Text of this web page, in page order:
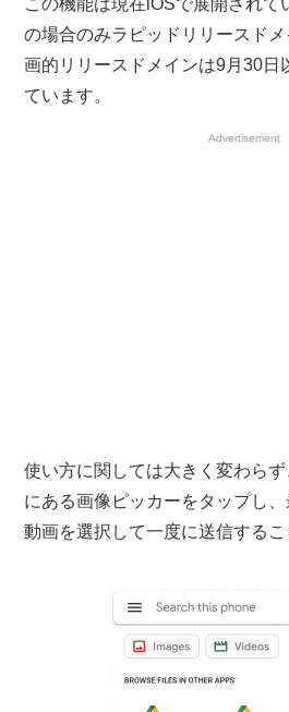
この機能は現在iOSで展開されて
の場合のみラピッドリリースド
画的リリースドメインは9月30日
ています。
Advertisement
使い方に関しては大きく変わら
にある画像ピッカーをタップし
動画を選択して一度に送信するこ